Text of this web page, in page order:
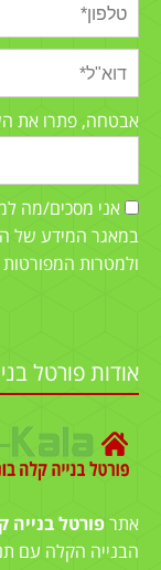
אבטחה, פתרו את
אני מסכים/מה
במאגר המידע של
ולמטרות
אודות פורטל
אתר פורטל בנייה
הבנייה הקלה עם